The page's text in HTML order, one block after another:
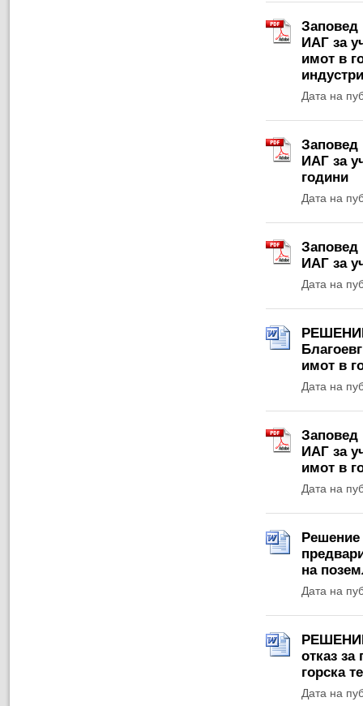
Заповед
ИАГ за
имот в
Дата на
Заповед
ИАГ за
години
Дата на
Заповед
ИАГ за
Дата на
имот в
Дата на
Заповед
ИАГ за
имот в
Дата на
Решение
на
Дата на
отказ
горска
Дата на